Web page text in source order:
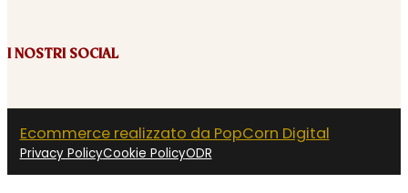
I NOSTRI SOCIAL
Ecommerce realizzato da PopCorn Digital
Privacy PolicyCookie PolicyODR